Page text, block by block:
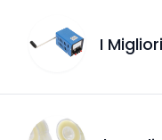
I